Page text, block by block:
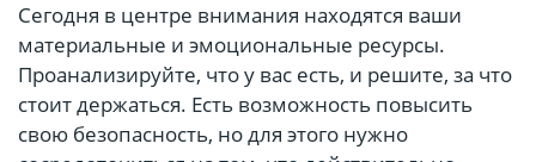
Сегодня в центре внимания находятся ваши
материальные и эмоциональные ресурсы.
Проанализируйте, что у вас есть, и решите, за что
стоит держаться. Есть возможность повысить
свою безопасность, но для этого нужно